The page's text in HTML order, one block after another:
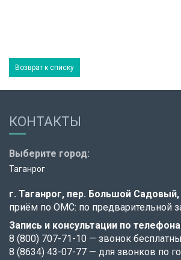
Возврат к списку
КОНТАКТЫ
Выберите город:
Таганрог
г. Таганрог, пер. Большой Садовый,
приём по ОМС: по предварительной
Запись и консультации по
8 (800) 707-71-10 — звонок
8 (8634) 43-07-77 — для звонков по